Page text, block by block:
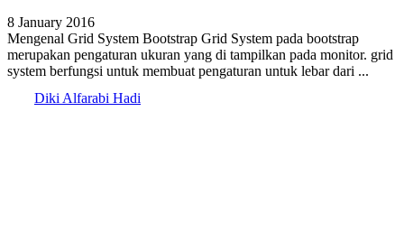
8 January 2016
Mengenal Grid System Bootstrap Grid System pada bootstrap
merupakan pengaturan ukuran yang di tampilkan pada monitor. grid
system berfungsi untuk membuat pengaturan untuk lebar dari ...
Diki Alfarabi Hadi